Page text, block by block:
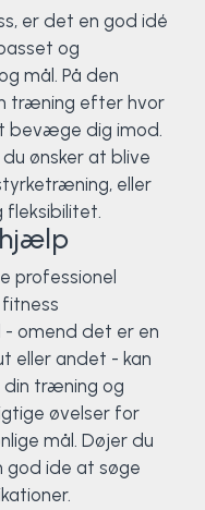
er det en god idé
og
mål. På den
træning efter hvor
bevæge dig imod.
ønsker at blive
eller
fleksibilitet.
hjælp
professionel
- omend det er en
eller andet - kan
træning og
øvelser for
mål. Døjer du
god ide at søge